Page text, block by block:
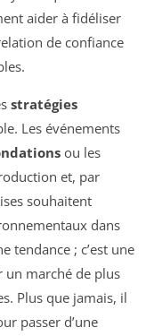
aider à fidéliser
de confiance
stratégies
Les événements
ou les
et, par
souhaitent
dans
tendance ; c’est une
un marché de plus
Plus que jamais, il
passer d’une